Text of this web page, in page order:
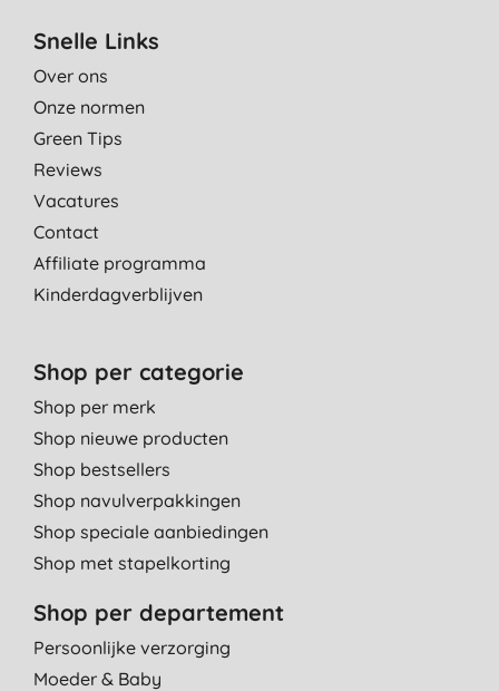
Snelle Links
Over ons
Onze normen
Green Tips
Reviews
Vacatures
Contact
Affiliate programma
Kinderdagverblijven
Shop per categorie
Shop per merk
Shop nieuwe producten
Shop bestsellers
Shop navulverpakkingen
Shop speciale aanbiedingen
Shop met stapelkorting
Shop per departement
Persoonlijke verzorging
Moeder & Baby